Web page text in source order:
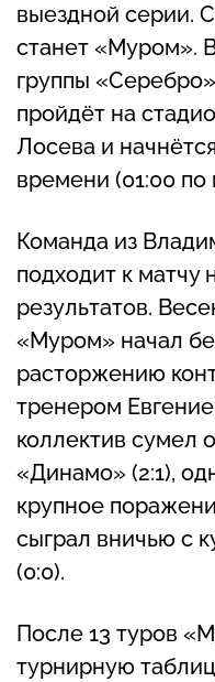
выездной серии.
станет «Муром».
группы
пройдёт на
Лосева и
времени (01:00 по
Команда из
подходит к матчу
результатов.
«Муром» начал
расторжению
тренером
коллектив сумел
«Динамо» (2:1),
крупное
сыграл вничью с
(0:0).
После 13 туров
турнирную